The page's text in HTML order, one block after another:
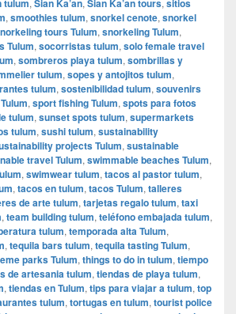
tulum Sian Ka’an Sian Ka’an tours sitios
, smoothies tulum, snorkel cenote, snorkel
tours Tulum, snorkeling Tulum,
Tulum, socorristas tulum, solo female travel
, sombreros playa tulum, sombrillas y
tulum, sopes y antojitos tulum,
tulum, sostenibilidad tulum, souvenirs
, sport fishing Tulum, spots para fotos
tulum, sunset spots tulum, supermarkets
tulum, sushi tulum, sustainability
projects Tulum, sustainable
travel Tulum, swimmable beaches Tulum,
, swimwear tulum, tacos al pastor tulum,
, tacos en tulum, tacos Tulum, talleres
de arte tulum, tarjetas regalo tulum, taxi
, team building tulum, teléfono embajada tulum,
tulum, temporada alta Tulum,
, tequila bars tulum, tequila tasting Tulum,
parks Tulum, things to do in tulum, tiempo
de artesania tulum, tiendas de playa tulum,
, tiendas en Tulum, tips para viajar a tulum, top
tulum, tortugas en tulum, tourist police